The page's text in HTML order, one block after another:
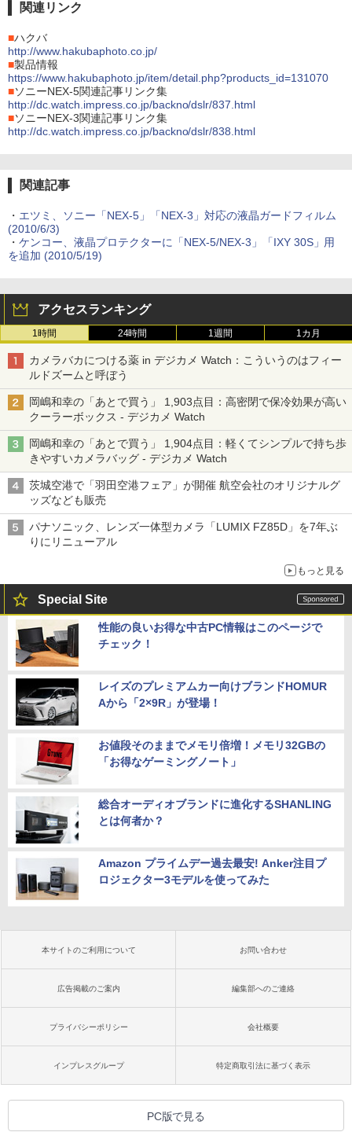
関連リンク
■ハクバ
http://www.hakubaphoto.co.jp/
■製品情報
https://www.hakubaphoto.jp/item/detail.php?products_id=131070
■ソニーNEX-5関連記事リンク集
http://dc.watch.impress.co.jp/backno/dslr/837.html
■ソニーNEX-3関連記事リンク集
http://dc.watch.impress.co.jp/backno/dslr/838.html
関連記事
・ エツミ、ソニー「NEX-5」「NEX-3」対応の液晶ガードフィルム
(2010/6/3)
・ ケンコー、液晶プロテクターに「NEX-5/NEX-3」「IXY 30S」用
を追加 (2010/5/19)
アクセスランキング
1時間 24時間 1週間 1カ月
カメラバカにつける薬 in デジカメ Watch：こういうのはフィー
ルドズームと呼ぼう
岡嶋和幸の「あとで買う」 1,903点目：高密閉で保冷効果が高い
クーラーボックス - デジカメ Watch
岡嶋和幸の「あとで買う」 1,904点目：軽くてシンプルで持ち歩
きやすいカメラバッグ - デジカメ Watch
茨城空港で「羽田空港フェア」が開催 航空会社のオリジナルグ
ッズなども販売
パナソニック、レンズ一体型カメラ「LUMIX FZ85D」を7年ぶ
りにリニューアル
もっと見る
Special Site
性能の良いお得な中古PC情報はこのページで
チェック！
レイズのプレミアムカー向けブランドHOMUR
Aから「2×9R」が登場！
お値段そのままでメモリ倍増！メモリ32GBの
「お得なゲーミングノート」
総合オーディオブランドに進化するSHANLING
とは何者か？
Amazon プライムデー過去最安! Anker注目プ
ロジェクター3モデルを使ってみた
本サイトのご利用について お問い合わせ
広告掲載のご案内 編集部へのご連絡
プライバシーポリシー 会社概要
インプレスグループ 特定商取引法に基づく表示
PC版で見る